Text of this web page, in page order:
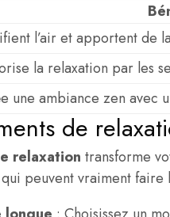
l’air et apportent de
la relaxation par les
une ambiance zen avec
de
relaxation transforme
peuvent vraiment faire